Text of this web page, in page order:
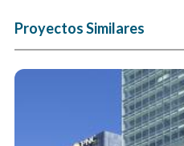
la captación de luz natural.
aislante (IGU), fabricadas
con vidrioSolarban®70
que la luz penetre
trabajo. Como resultado, la
por ciento menos de
Proyectos Similares